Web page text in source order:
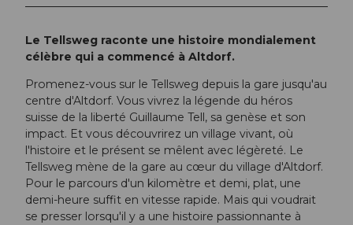
Le Tellsweg raconte une histoire mondialement
célèbre qui a commencé à Altdorf.
Promenez-vous sur le Tellsweg depuis la gare jusqu'au
centre d'Altdorf. Vous vivrez la légende du héros
suisse de la liberté Guillaume Tell, sa genèse et son
impact. Et vous découvrirez un village vivant, où
l'histoire et le présent se mêlent avec légèreté. Le
Tellsweg mène de la gare au cœur du village d'Altdorf.
Pour le parcours d'un kilomètre et demi, plat, une
demi-heure suffit en vitesse rapide. Mais qui voudrait
se presser lorsqu'il y a une histoire passionnante à